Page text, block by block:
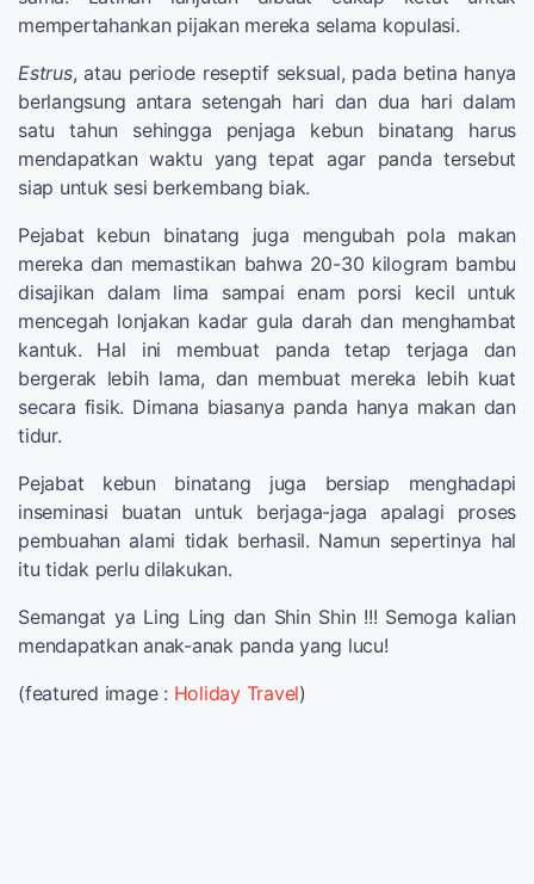
mempertahankan pijakan mereka selama kopulasi.
Estrus, atau periode reseptif seksual, pada betina hanya
berlangsung antara setengah hari dan dua hari dalam
satu tahun sehingga penjaga kebun binatang harus
mendapatkan waktu yang tepat agar panda tersebut
siap untuk sesi berkembang biak.
Pejabat kebun binatang juga mengubah pola makan
mereka dan memastikan bahwa 20-30 kilogram bambu
disajikan dalam lima sampai enam porsi kecil untuk
mencegah lonjakan kadar gula darah dan menghambat
kantuk. Hal ini membuat panda tetap terjaga dan
bergerak lebih lama, dan membuat mereka lebih kuat
secara fisik. Dimana biasanya panda hanya makan dan
tidur.
Pejabat kebun binatang juga bersiap menghadapi
inseminasi buatan untuk berjaga-jaga apalagi proses
pembuahan alami tidak berhasil. Namun sepertinya hal
itu tidak perlu dilakukan.
Semangat ya Ling Ling dan Shin Shin !!! Semoga kalian
mendapatkan anak-anak panda yang lucu!
(featured image : Holiday Travel)